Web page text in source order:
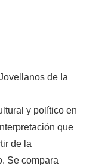
de la
y político en
que
de la
Se compara